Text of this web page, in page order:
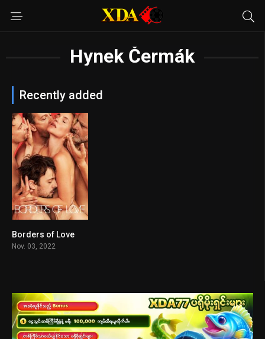
Hynek Čermák
Recently added
n/A
Borders of Love
Nov. 03, 2022